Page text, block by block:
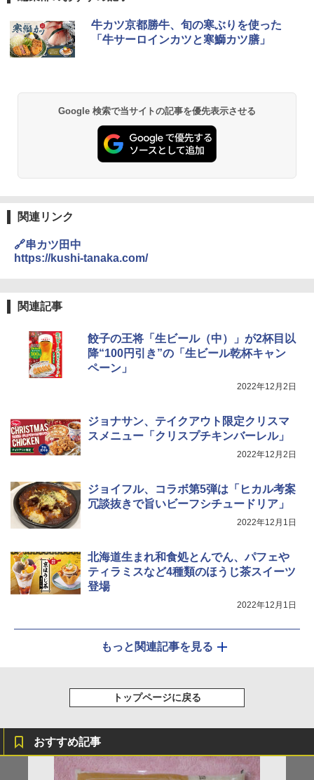
1
チキンラーメン どんぶり 85g×12個 日清
食品 インスタント カップ麺
【公式】ブタメン とんこつ味 35g×15個
| 業務用 夜食 カップラーメン ミニカップ
麺 小腹 インスタント アウトドアにも ロ
ーリングストック 大人買い おやつカン
パニー
3
らに塩分控えめ 78g×12個
国分 tabete だし麺 千葉県産はまぐりだ
し 塩らーめん 108g×10袋 保存食 備蓄
￥2,323
5
カップヌードル レギュラー 日清食品 カ
1
[山善] スチームオーブンレンジ 25L 一人
暮らし 二人暮らし フラットテーブル ス
チーム調理 自動メニュー19種搭載 角皿
シャープ 過熱水蒸気 オーブンレンジ 23
L 1段調理 ブラック RE-WF232-B シンプ
ル操作 コンパクト 一人暮らし 二人暮ら
￥26,130
0℃ 1段調理 フラットテーブル 電子レン
ジ 赤外線センサー ノンフライ調理 簡単
お手入れ 小型 新生活 一人暮らし 二人暮
クション トースト機能
￥44,800
牛カツ京都勝牛、旬の寒ぶりを使った
「牛サーロインカツと寒鰤カツ膳」
Google 検索で当サイトの記事を優先表示させる
関連リンク
🔗串カツ田中
https://kushi-tanaka.com/
関連記事
餃子の王将「生ビール（中）」が2杯目以
降“100円引き”の「生ビール乾杯キャン
ペーン」
2022年12月2日
ジョナサン、テイクアウト限定クリスマ
スメニュー「クリスプチキンバーレル」
2022年12月2日
ジョイフル、コラボ第5弾は「ヒカル考案
冗談抜きで旨いビーフシチュードリア」
2022年12月1日
北海道生まれ和食処とんでん、パフェや
ティラミスなど4種類のほうじ茶スイーツ
登場
2022年12月1日
もっと関連記事を見る
トップページに戻る
おすすめ記事